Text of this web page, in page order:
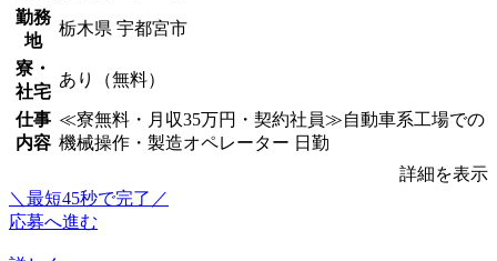
勤務
地
栃木県 宇都宮市
寮・
社宅
あり（無料）
仕事
内容
≪寮無料・月収35万円・契約社員≫自動車系工場での
機械操作・製造オペレーター 日勤
詳細を表示
＼最短45秒で完了／
応募へ進む